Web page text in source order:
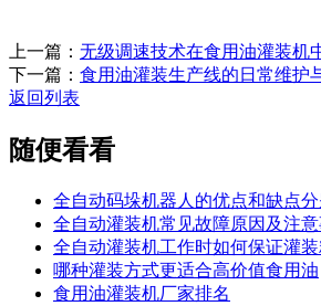
上一篇： 无级调速技术在食用油灌装机
下一篇： 食用油灌装生产线的日常维护
返回列表
随便看看
全自动码垛机器人的优点和缺点
全自动灌装机常见故障原因及注
全自动灌装机工作时如何保证灌
哪种灌装方式更适合高价值食用油
食用油灌装机厂家排名